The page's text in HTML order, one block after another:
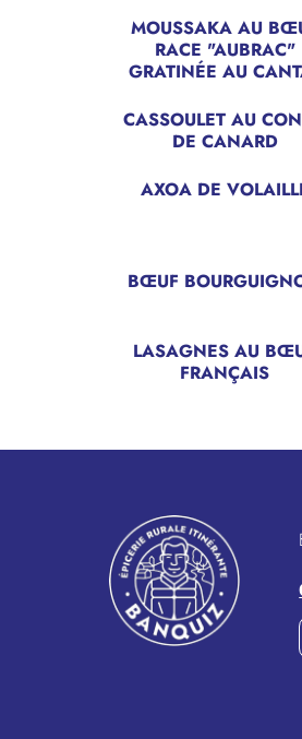
MOUSSAKA AU
RACE "AUBRAC"
GRATINÉE AU
CASSOULET AU
DE CANARD
AXOA DE
BŒUF
LASAGNES AU
FRANÇAIS